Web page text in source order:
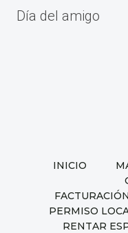
de
Día del amigo
INICIO
PERMISO
RENTAR